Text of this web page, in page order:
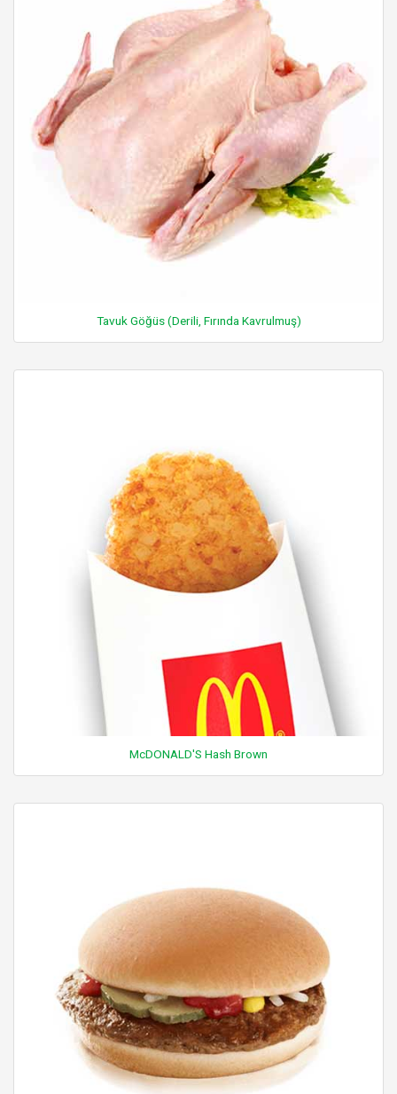
Tavuk Göğüs (Derili, Fırında Kavrulmuş)
McDONALD'S Hash Brown